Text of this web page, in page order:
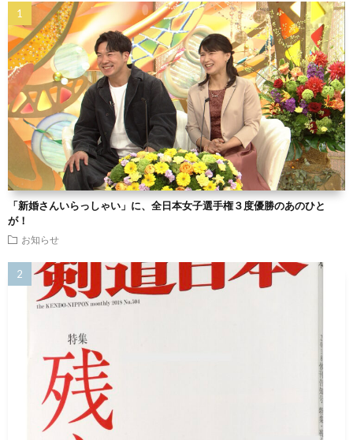
「新婚さんいらっしゃい」に、全日本女子選手権３度優勝のあのひと
が！
お知らせ